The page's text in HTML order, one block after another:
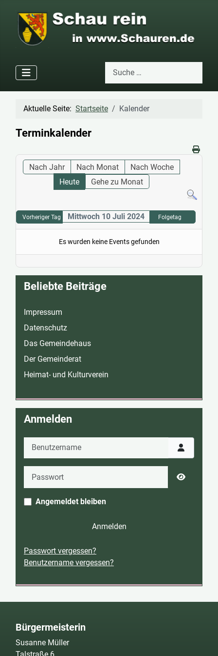
Suchen
Aktuelle Seite: Startseite Kalender
Terminkalender
Nach Jahr Nach Monat
Nach Woche
Heute
Gehe zu Monat
Vorheriger Tag Mittwoch 10 Juli 2024 Folgetag
Es wurden keine Events gefunden
Beliebte Beiträge
Impressum
Datenschutz
Das Gemeindehaus
Der Gemeinderat
Heimat- und Kulturverein
Anmelden
Benutzername
Angemeldet bleiben
Anmelden
Passwort vergessen?
Benutzername vergessen?
Bürgermeisterin
Susanne Müller